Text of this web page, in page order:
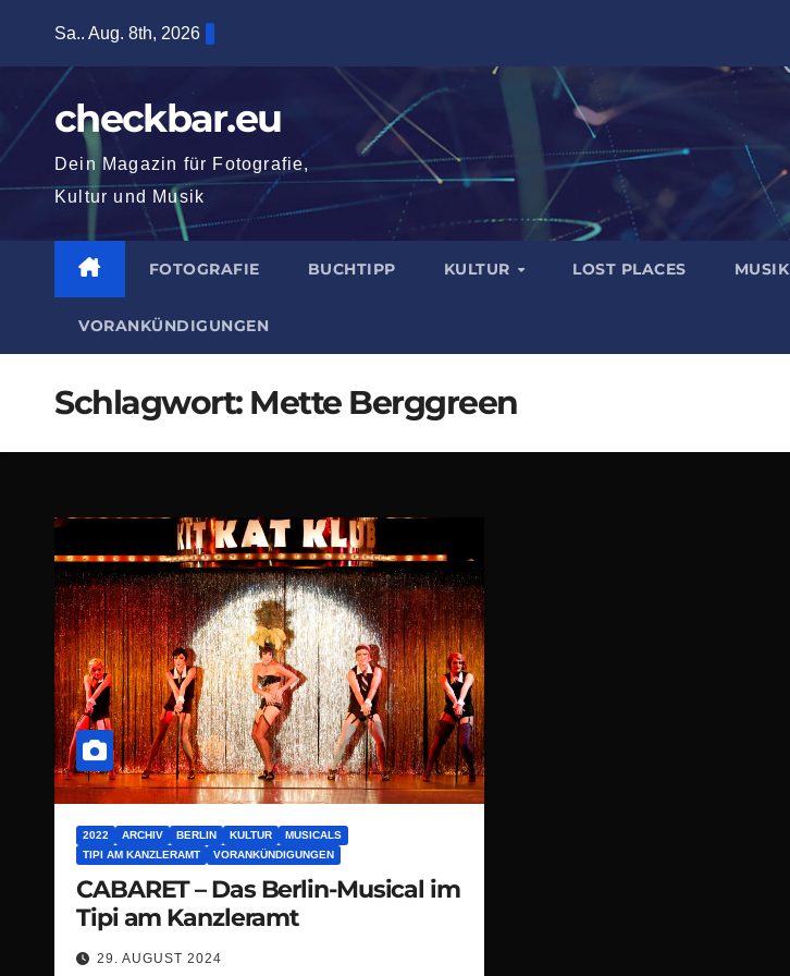
springen
Sa.. Aug. 8th, 2026
checkbar.eu
Dein Magazin für Fotografie,
Kultur und Musik
FOTOGRAFIE BUCHTIPP KULTUR LOST PLACES MUSIK
VORANKÜNDIGUNGEN
Schlagwort: Mette Berggreen
2022 ARCHIV BERLIN KULTUR
MUSICALS
TIPI AM KANZLERAMT
VORANKÜNDIGUNGEN
CABARET – Das Berlin-Musical im
Tipi am Kanzleramt
29. AUGUST 2024